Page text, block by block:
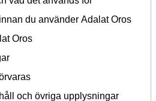
innan du använder Adalat Oros
Oros
och övriga upplysningar